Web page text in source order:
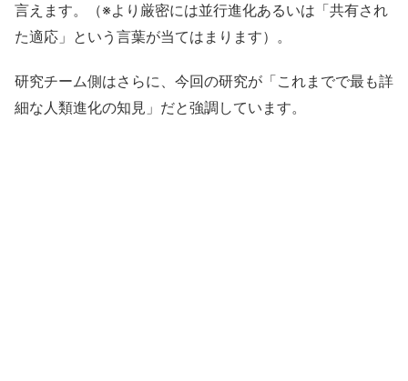
言えます。（※より厳密には並行進化あるいは「共有され
た適応」という言葉が当てはまります）。
研究チーム側はさらに、今回の研究が「これまでで最も詳
細な人類進化の知見」だと強調しています。